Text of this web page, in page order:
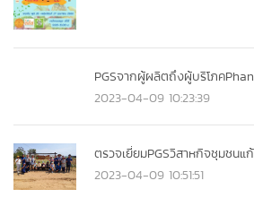
PGSจากผู้ผลิตถึงผู้บริโภค
2023-04-09 10:23:39
ตรวจเยี่ยมPGSวิสาหกิจชุมชนแ
2023-04-09 10:51:51